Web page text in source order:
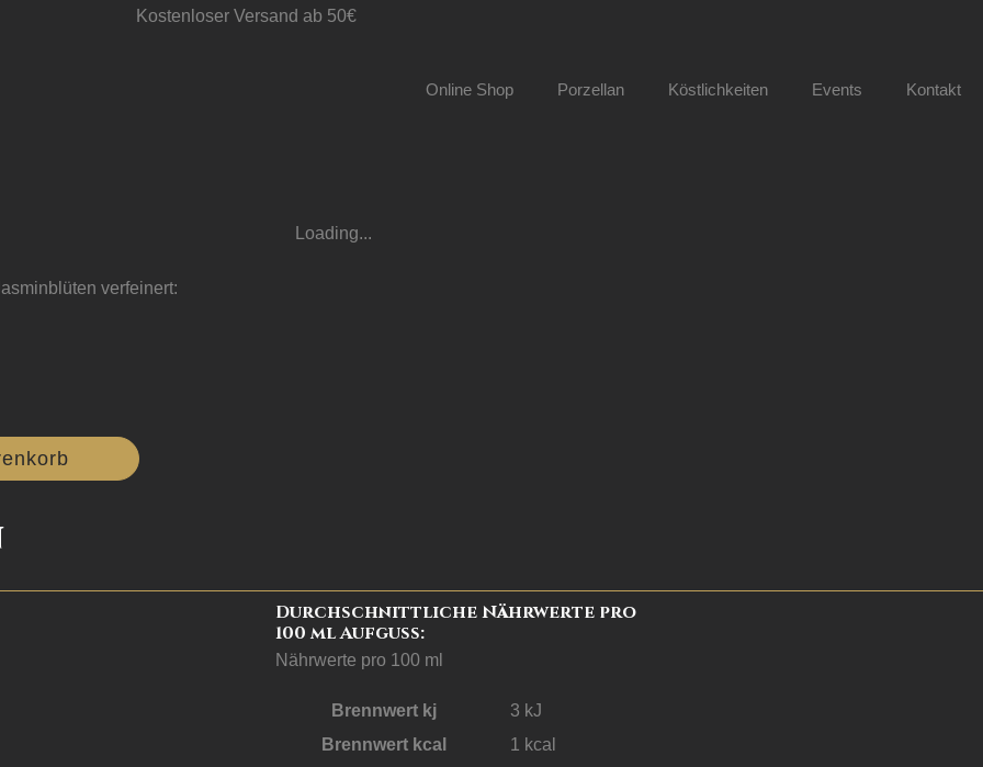
Kostenloser Versand ab 50€
Online Shop Porzellan Köstlichkeiten Events Kontakt
verfeinert:
Loading...
Durchschnittliche Nährwerte pro
100 ml Aufguss:
Nährwerte pro 100 ml
Brennwert kj 3 kJ
Brennwert kcal
1
kcal